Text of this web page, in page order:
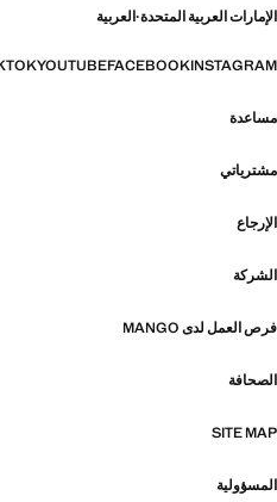
الإمارات العربية المتحدة·العربية
INSTAGRAM
FACEBOOK
YOUTUBE
مساعدة
مشترياتي
الإرجاع
الشركة
فرص العمل لدى MANGO
الصحافة
SITE MAP
المسؤولية